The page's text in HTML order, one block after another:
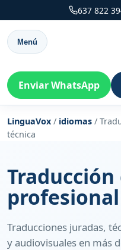
637 822
Menú
Enviar WhatsApp
LinguaVox / idiomas /
técnica
Traducciones juradas,
y audiovisuales en más